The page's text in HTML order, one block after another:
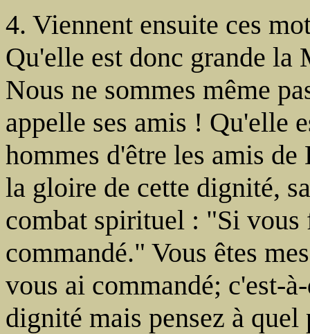
4. Viennent ensuite ces
Qu'elle est donc grande la
Nous ne sommes même
appelle ses amis ! Qu'elle
hommes d'être les amis
la gloire de cette dignité,
combat spirituel : "Si vous
commandé." Vous êtes
vous ai commandé; c'est-
dignité mais pensez à